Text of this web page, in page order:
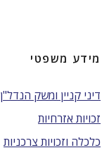
מידע משפטי
דיני קניין ומשק הנדל"ן
זכויות אזרחיות
כלכלה וזכויות צרכניות